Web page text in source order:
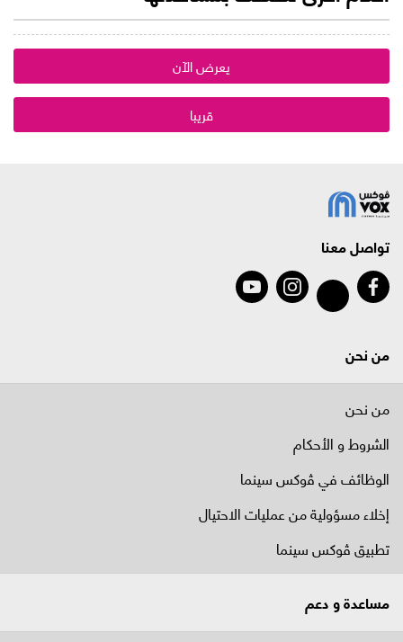
يعرض الآن
قريبا
تواصل معنا
من نحن
من نحن
الشروط و الأحكام
الوظائف في ﭬوكس سينما
إخلاء مسؤولية من عمليات الاحتيال
تطبيق ڤوكس سينما
مساعدة و دعم